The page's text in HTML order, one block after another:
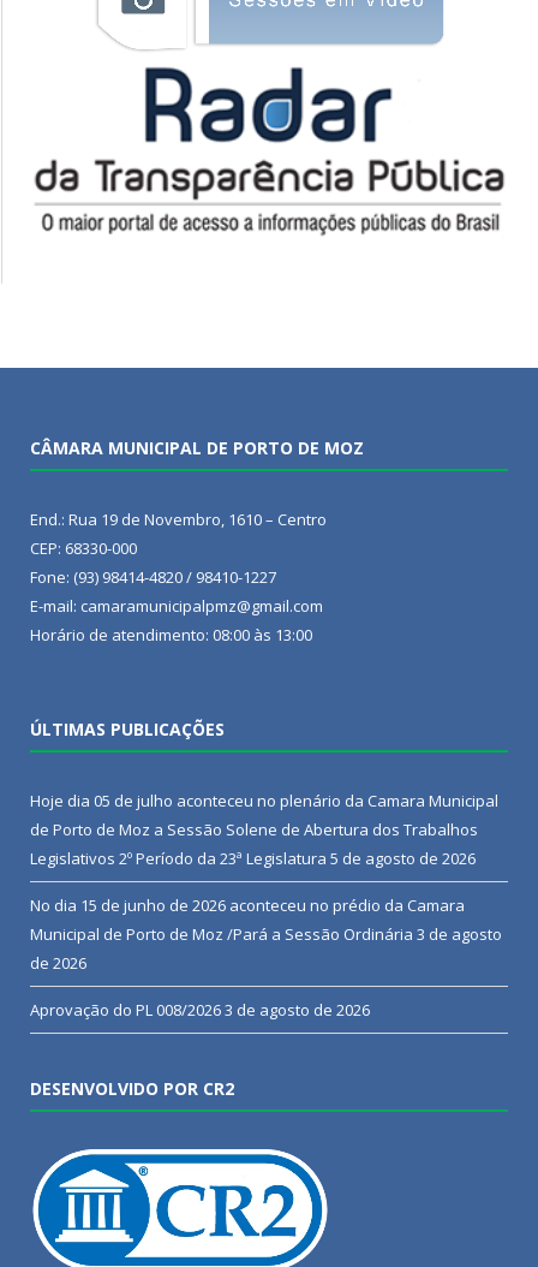
CÂMARA MUNICIPAL DE PORTO DE MOZ
End.: Rua 19 de Novembro, 1610 – Centro
CEP: 68330-000
Fone: (93) 98414-4820 / 98410-1227
E-mail: camaramunicipalpmz@gmail.com
Horário de atendimento: 08:00 às 13:00
ÚLTIMAS PUBLICAÇÕES
Hoje dia 05 de julho aconteceu no plenário da Camara Municipal
de Porto de Moz a Sessão Solene de Abertura dos Trabalhos
Legislativos 2º Período da 23ª Legislatura 5 de agosto de 2026
No dia 15 de junho de 2026 aconteceu no prédio da Camara
Municipal de Porto de Moz /Pará a Sessão Ordinária 3 de agosto
de 2026
Aprovação do PL 008/20263 de agosto de 2026
DESENVOLVIDO POR CR2